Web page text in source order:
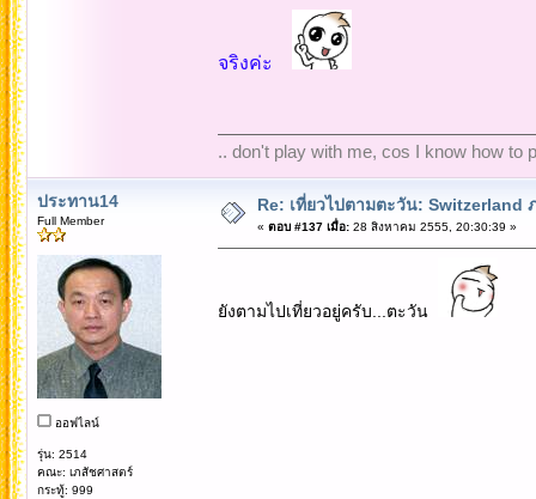
จริงค่ะ
.. don't play with me, cos I know how to
ประทาน14
Full Member
ออฟไลน์
รุ่น: 2514
คณะ: เภสัชศาสตร์
กระทู้: 999
Re: เที่ยวไปตามตะวัน: Switzerland
« ตอบ #137 เมื่อ:28 สิงหาคม 2555, 20:30:39 »
ยังตามไปเที่ยวอยู่ครับ...ตะวัน